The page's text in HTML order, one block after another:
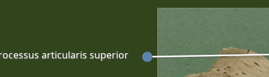
articularis superior